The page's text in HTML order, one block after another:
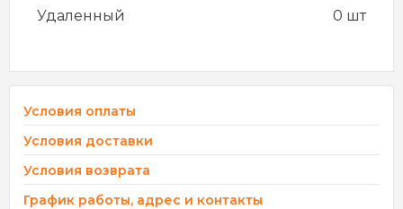
Удаленный
0 шт
Условия оплаты
Условия доставки
Условия возврата
График работы, адрес и контакты